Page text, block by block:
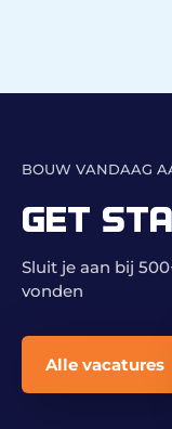
BOUW VANDAAG
GET
Sluit je aan bij
vonden
Alle vacatures